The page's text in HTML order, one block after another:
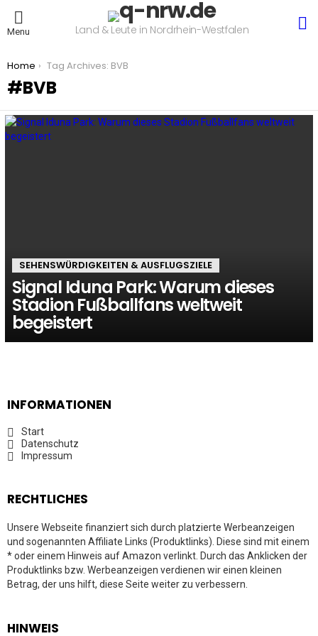
Menu Land & Leute in Nordrhein-Westfalen
You are here:
Home Tag Archives: BVB
BVB
LATEST
SEHENSWÜRDIGKEITEN & AUSFLUGSZIELE
Signal Iduna Park: Warum dieses
Stadion Fußballfans weltweit
begeistert
INFORMATIONEN
Start
Datenschutz
Impressum
RECHTLICHES
Unsere Webseite finanziert sich durch platzierte Werbeanzeigen
und sogenannten Affiliate Links (Produktlinks). Diese sind mit einem
* oder einem Hinweis auf Amazon verlinkt. Durch das Anklicken der
Produktlinks bzw. Werbeanzeigen verdienen wir einen kleinen
Betrag, der uns hilft, diese Seite weiter zu verbessern.
HINWEIS